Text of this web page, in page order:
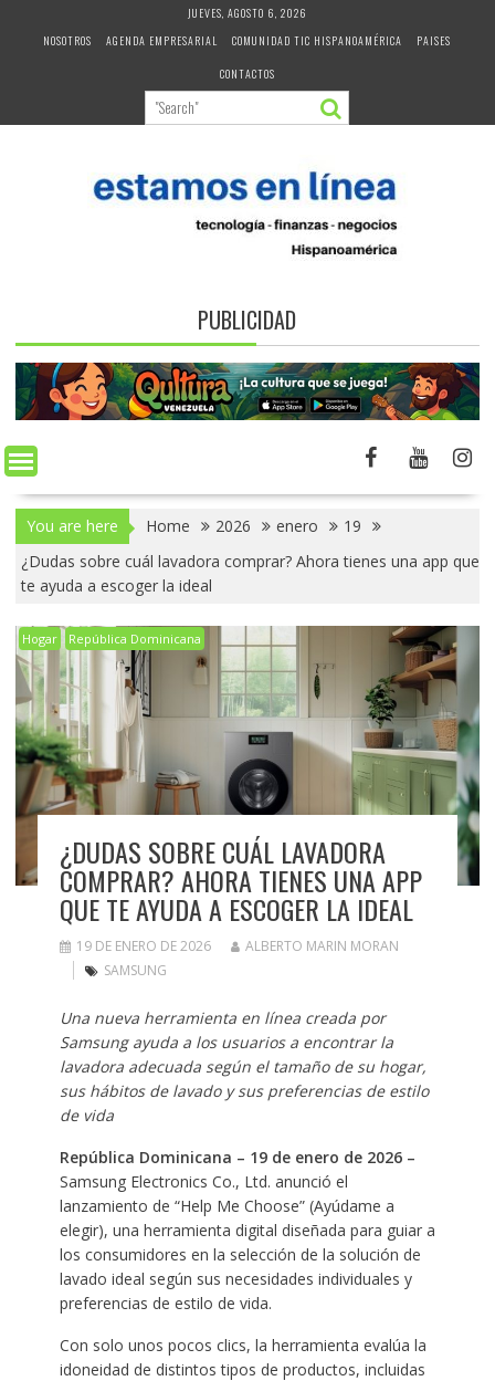
JUEVES, AGOSTO 6, 2026
NOSOTROS
AGENDA EMPRESARIAL COMUNIDAD TIC HISPANOAMÉRICA
PAISES
CONTACTOS
PUBLICIDAD
You are here Home 2026 enero
19
¿Dudas sobre cuál lavadora comprar? Ahora tienes una app que
te ayuda a escoger la ideal
Hogar República Dominicana
¿DUDAS SOBRE CUÁL LAVADORA
COMPRAR? AHORA TIENES UNA APP
QUE TE AYUDA A ESCOGER LA IDEAL
19 DE ENERO DE 2026
ALBERTO MARIN MORAN
SAMSUNG
Una nueva herramienta en línea creada por
Samsung ayuda a los usuarios a encontrar la
lavadora adecuada según el tamaño de su hogar,
sus hábitos de lavado y sus preferencias de estilo
de vida
República Dominicana – 19 de enero de 2026 –
Samsung Electronics Co., Ltd. anunció el
lanzamiento de “Help Me Choose” (Ayúdame a
elegir), una herramienta digital diseñada para guiar a
los consumidores en la selección de la solución de
lavado ideal según sus necesidades individuales y
preferencias de estilo de vida.
Con solo unos pocos clics, la herramienta evalúa la
idoneidad de distintos tipos de productos, incluidas